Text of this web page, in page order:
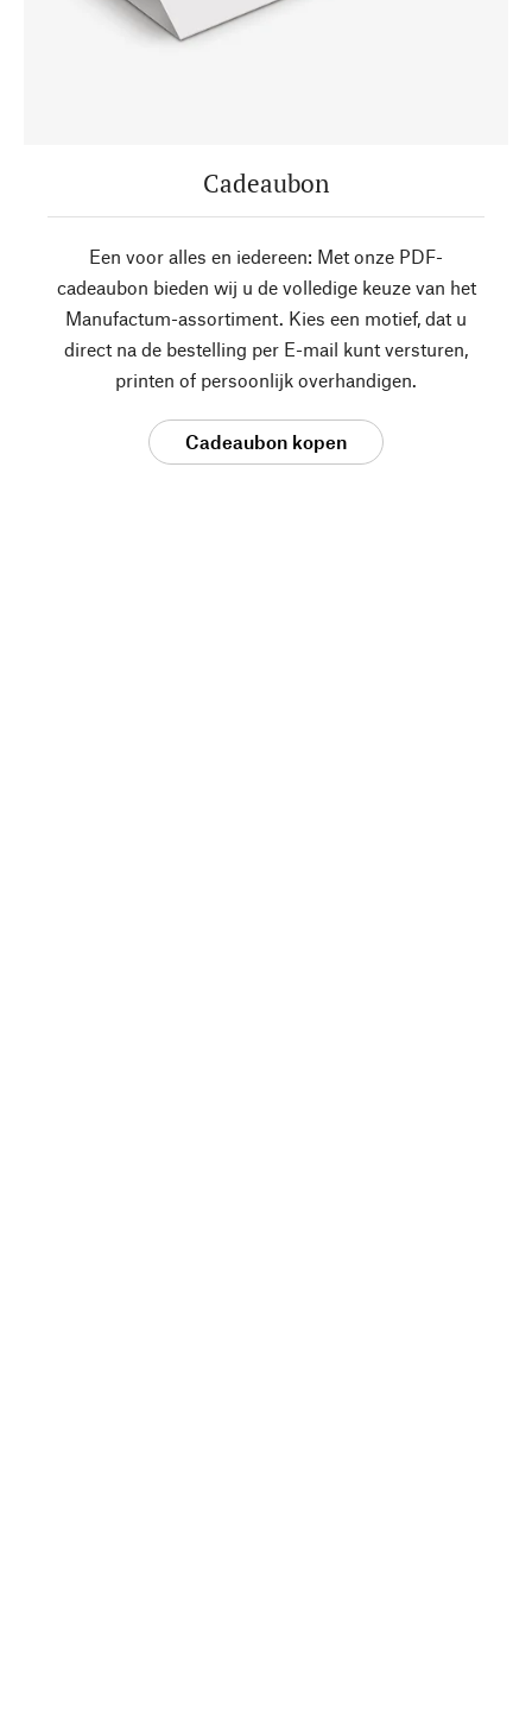
Cadeaubon
Een voor alles en iedereen: Met onze PDF-
cadeaubon bieden wij u de volledige keuze van het
Manufactum-assortiment. Kies een motief, dat u
direct na de bestelling per E-mail kunt versturen,
printen of persoonlijk overhandigen.
Cadeaubon kopen